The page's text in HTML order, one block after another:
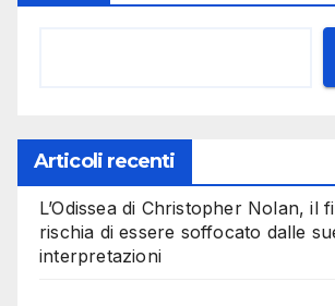
Articoli recenti
L’Odissea di Christopher Nolan, il
rischia di essere soffocato dalle
interpretazioni